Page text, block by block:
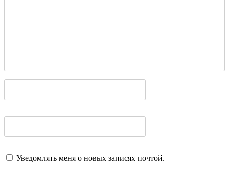
Уведомлять меня о новых записях почтой.